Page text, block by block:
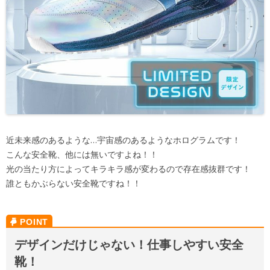
近未来感のあるような…宇宙感のあるようなホログラムです！
こんな安全靴、他には無いですよね！！
光の当たり方によってキラキラ感が変わるので存在感抜群です！
誰ともかぶらない安全靴ですね！！
デザインだけじゃない！仕事しやすい安全
靴！